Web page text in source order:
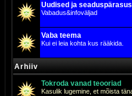
Uudised ja
Vabadus&infoväljad
Vaba teema
Kui ei leia kohta kus rääkida.
Arhiiv
Tokroda vanad teooriad
Kasulik lugemine, et mõista